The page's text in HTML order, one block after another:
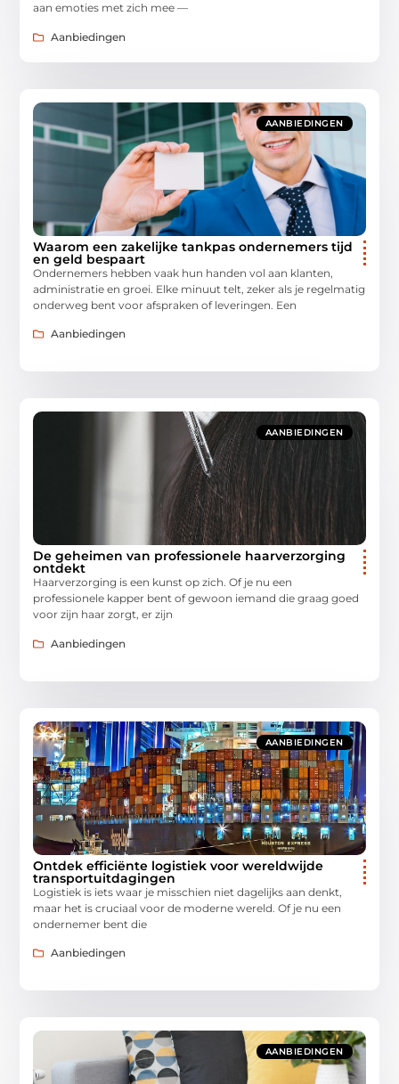
aan emoties met zich mee —
Aanbiedingen
AANBIEDINGEN
Waarom een zakelijke tankpas ondernemers tijd
en geld bespaart
Ondernemers hebben vaak hun handen vol aan klanten,
administratie en groei. Elke minuut telt, zeker als je regelmatig
onderweg bent voor afspraken of leveringen. Een
Aanbiedingen
AANBIEDINGEN
De geheimen van professionele haarverzorging
ontdekt
Haarverzorging is een kunst op zich. Of je nu een
professionele kapper bent of gewoon iemand die graag goed
voor zijn haar zorgt, er zijn
Aanbiedingen
AANBIEDINGEN
Ontdek efficiënte logistiek voor wereldwijde
transportuitdagingen
Logistiek is iets waar je misschien niet dagelijks aan denkt,
maar het is cruciaal voor de moderne wereld. Of je nu een
ondernemer bent die
Aanbiedingen
AANBIEDINGEN